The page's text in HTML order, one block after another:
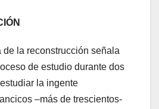
IÓN
la reconstrucción señala
de estudio durante dos
la ingente
–más de trescientos-